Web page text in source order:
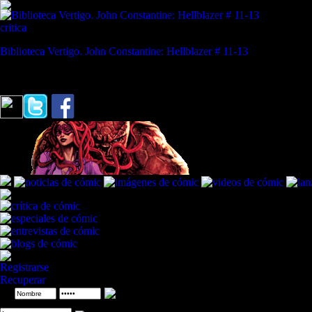
critica
Biblioteca Vertigo. John Constantine: Hellblazer # 11-13
Registrarse
Recuperar